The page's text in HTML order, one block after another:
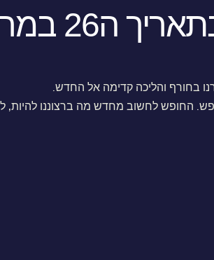
במרץ 2010
בחורף והליכה קדימה אל החדש.
החופש לחשוב מחדש מה ברצוננו להיות,